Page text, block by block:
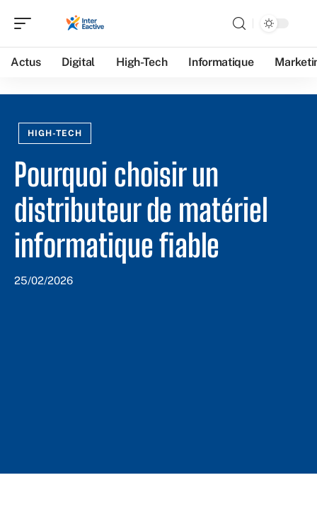
Actus Digital High-Tech Informatique
HIGH-TECH
Pourquoi choisir un
distributeur de matériel
informatique fiable
25/02/2026